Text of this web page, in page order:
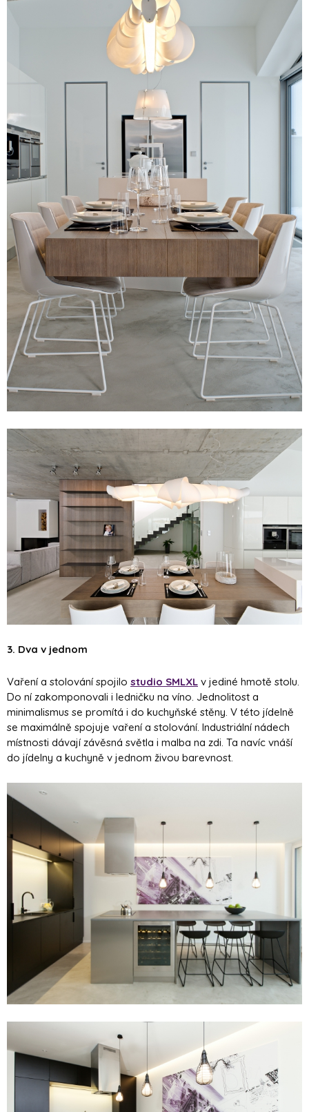
3. Dva v jednom
Vaření a stolování spojilo studio SMLXL v jediné hmotě stolu.
Do ní zakomponovali i ledničku na víno. Jednolitost a
minimalismus se promítá i do kuchyňské stěny. V této jídelně
se maximálně spojuje vaření a stolování. Industriální nádech
místnosti dávají závěsná světla i malba na zdi. Ta navíc vnáší
do jídelny a kuchyně v jednom živou barevnost.